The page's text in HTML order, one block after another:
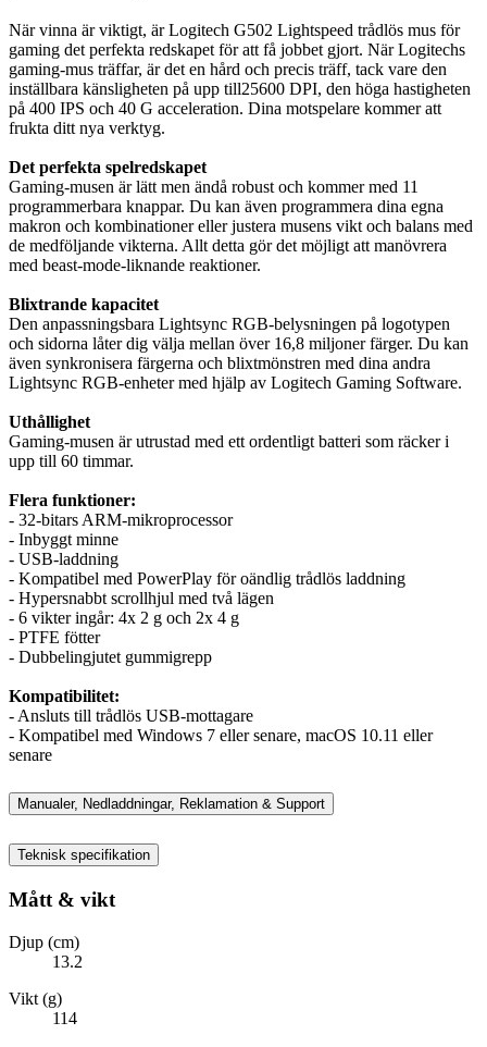
När vinna är viktigt, är Logitech G502 Lightspeed trådlös mus för
gaming det perfekta redskapet för att få jobbet gjort. När Logitechs
gaming-mus träffar, är det en hård och precis träff, tack vare den
inställbara känsligheten på upp till25600 DPI, den höga hastigheten
på 400 IPS och 40 G acceleration. Dina motspelare kommer att
frukta ditt nya verktyg.
Det perfekta spelredskapet
Gaming-musen är lätt men ändå robust och kommer med 11
programmerbara knappar. Du kan även programmera dina egna
makron och kombinationer eller justera musens vikt och balans med
de medföljande vikterna. Allt detta gör det möjligt att manövrera
med beast-mode-liknande reaktioner.
Blixtrande kapacitet
Den anpassningsbara Lightsync RGB-belysningen på logotypen
och sidorna låter dig välja mellan över 16,8 miljoner färger. Du kan
även synkronisera färgerna och blixtmönstren med dina andra
Lightsync RGB-enheter med hjälp av Logitech Gaming Software.
Uthållighet
Gaming-musen är utrustad med ett ordentligt batteri som räcker i
upp till 60 timmar.
Flera funktioner:
- 32-bitars ARM-mikroprocessor
- Inbyggt minne
- USB-laddning
- Kompatibel med PowerPlay för oändlig trådlös laddning
- Hypersnabbt scrollhjul med två lägen
- 6 vikter ingår: 4x 2 g och 2x 4 g
- PTFE fötter
- Dubbelingjutet gummigrepp
Kompatibilitet:
- Ansluts till trådlös USB-mottagare
- Kompatibel med Windows 7 eller senare, macOS 10.11 eller
senare
Manualer, Nedladdningar, Reklamation & Support
Teknisk specifikation
Mått & vikt
Djup (cm)
13.2
Vikt (g)
114